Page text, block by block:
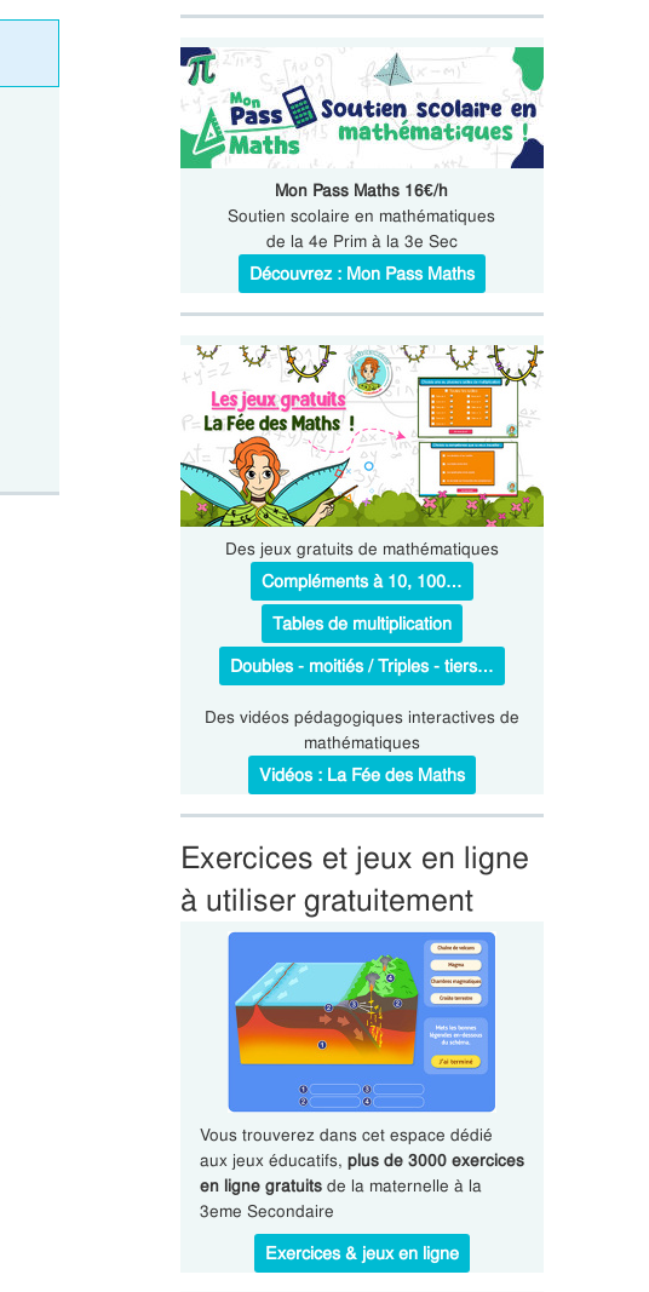
Mon Pass Maths 16€/h
Soutien scolaire en mathématiques
de la 4e Prim à la 3e Sec
Découvrez : Mon Pass Maths
Des jeux gratuits de mathématiques
Compléments à 10, 100…
Tables de multiplication
Doubles - moitiés / Triples - tiers…
Des vidéos pédagogiques interactives de
mathématiques
Vidéos : La Fée des Maths
Exercices et jeux en ligne
à utiliser gratuitement
Vous trouverez dans cet espace dédié
aux jeux éducatifs, plus de 3000 exercices
en ligne gratuitsde la maternelle à la
3eme Secondaire
Exercices & jeux en ligne